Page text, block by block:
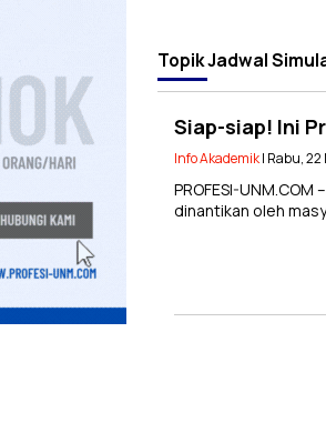
TopikJadwal
Siap-siap! Ini
Info Akademik| Rabu,
PROFESI-
dinantikan oleh